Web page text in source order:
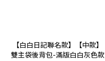
【白白日記聯名款】【中款】
雙主袋後背包-滿版白白灰色款